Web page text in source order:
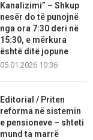
Kanalizimi” – Shkup
nesër do të punojnë
nga ora 7:30 deri në
15:30, e mërkura
është ditë jopune
05.01.2026 10:36
Editorial / Priten
reforma në sistemin
e pensioneve – shteti
mund ta marrë